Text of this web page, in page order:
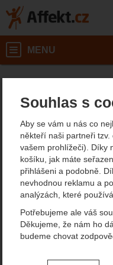
Souhlas s
Aby se vám u nás co
někteří naši partneři
vašem prohlížeči). Díky
košíku, jak máte
přihlášeni a podobně.
nevhodnou reklamu a
analýzách, které
Potřebujeme ale váš
Děkujeme, že nám ho
budeme chovat
Nastavení
MENU
V naší nabídce pro vás
Lifesystems. Jedná se o
účinné repelenty do
které na svých cestách
Filtrování podle
CENA (KČ)
EXTRA
NejzajímavějšíNejlevnější